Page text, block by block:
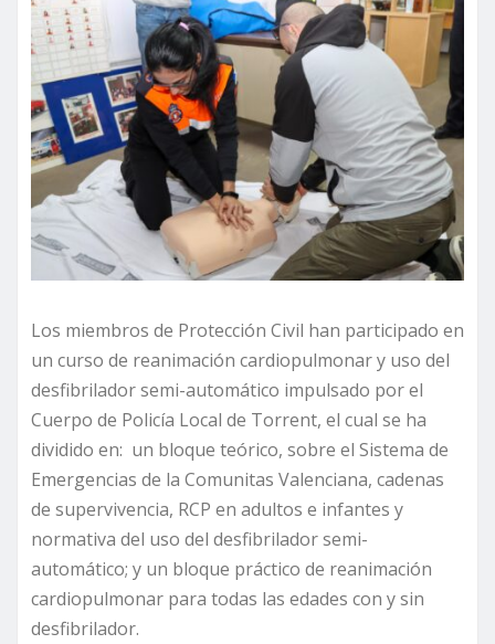
Los miembros de Protección Civil han participado en
un curso de reanimación cardiopulmonar y uso del
desfibrilador semi-automático impulsado por el
Cuerpo de Policía Local de Torrent, el cual se ha
dividido en: un bloque teórico, sobre el Sistema de
Emergencias de la Comunitas Valenciana, cadenas
de supervivencia, RCP en adultos e infantes y
normativa del uso del desfibrilador semi-
automático; y un bloque práctico de reanimación
cardiopulmonar para todas las edades con y sin
desfibrilador.